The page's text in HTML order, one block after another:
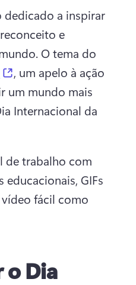
dedicado a inspirar
e
O tema do
(opens in a new tab)
, um apelo à ação
um mundo mais
Internacional da
de trabalho com
GIFs
fácil como
o Dia